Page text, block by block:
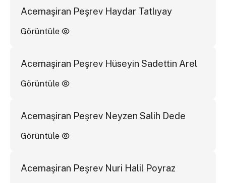
Acemaşiran Peşrev Haydar Tatlıyay
Görüntüle
Acemaşiran Peşrev Hüseyin Sadettin Arel
Görüntüle
Acemaşiran Peşrev Neyzen Salih Dede
Görüntüle
Acemaşiran Peşrev Nuri Halil Poyraz